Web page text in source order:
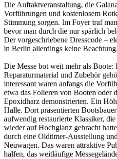
Die Auftaktveranstaltung, die
Vorführungen und kostenlosem
Stimmung sorgen. Im Foyer traf
bevor man durch die nur spärlich
Der vorgeschriebene Dresscode –
in Berlin allerdings keine Beachtung.
Die Messe bot weit mehr als Boote:
Reparaturmaterial und Zubehör
interessant waren anfangs die
etwa das Folieren von Booten oder
Epoxidharz demonstrierten. Ein
Halle. Dort präsentierten
aufwendig restaurierte Klassiker,
wieder auf Hochglanz gebracht
durch eine Oldtimer-Ausstellung
Neuwagen. Das waren attraktive
halfen, das weitläufige